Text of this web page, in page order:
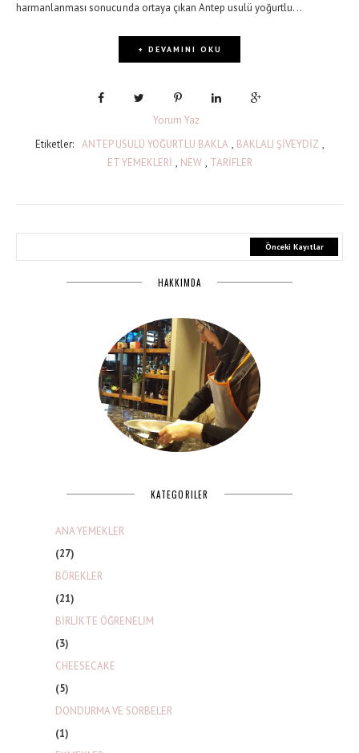
harmanlanması sonucunda ortaya çıkan Antep usulü yoğurtlu...
+ DEVAMINI OKU
Yorum Yaz
Etiketler: ANTEP USULÜ YOĞURTLU BAKLA , BAKLALI ŞİVEYDİZ ,
ET YEMEKLERİ , NEW , TARİFLER
Önceki Kayıtlar
HAKKIMDA
KATEGORILER
ANA YEMEKLER
(27)
BÖREKLER
(21)
BİRLİKTE ÖĞRENELİM
(3)
CHEESECAKE
(5)
DONDURMA VE SORBELER
(1)